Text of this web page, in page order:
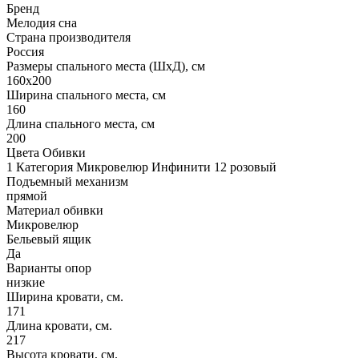
Бренд
Мелодия сна
Страна производителя
Россия
Размеры спального места (ШхД), см
160х200
Ширина спального места, см
160
Длина спального места, см
200
Цвета Обивки
1 Категория Микровелюр Инфинити 12 розовый
Подъемный механизм
прямой
Материал обивки
Микровелюр
Бельевый ящик
Да
Варианты опор
низкие
Ширина кровати, см.
171
Длина кровати, см.
217
Высота кровати, см.